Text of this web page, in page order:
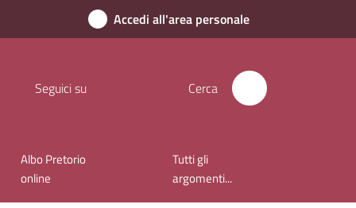
Accedi all'area personale
Seguici su Cerca
Albo Pretorio
online
Tutti gli
argomenti...